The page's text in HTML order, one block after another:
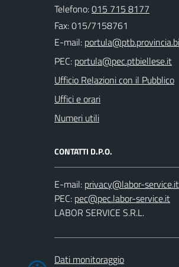
Telefono:015 715 8177
Fax: 015/7158761
E-mail:
PEC:
Ufficio Relazioni con il Pubblico
Uffici e orari
Numeri utili
CONTATTI D.P.O.
E-mail:
PEC:
LABOR SERVICE S.R.L.
Dati monitoraggio